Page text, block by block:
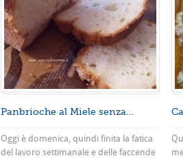
Panbrioche al Miele senza...
Oggi è domenica, quindi finita la fatica
del lavoro settimanale e delle faccende